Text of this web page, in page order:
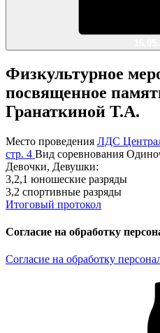
Физкультурное
посвященное
Гранаткиной Т.А.
Место проведения ЛДС
стр. 4 Вид соревнования
Девочки, Девушки:
3,2,1 юношеские разряды
3,2 спортивные разряды
Итоговый протокол
Согласие на обработку
Согласие на обработку